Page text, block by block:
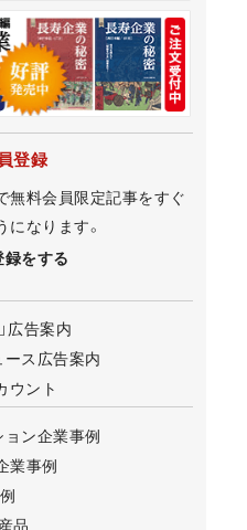
登録
無料会員限定記事をすぐ
になります。
録をする
広告案内
ス広告案内
ウント
ン企業事例
業事例
品